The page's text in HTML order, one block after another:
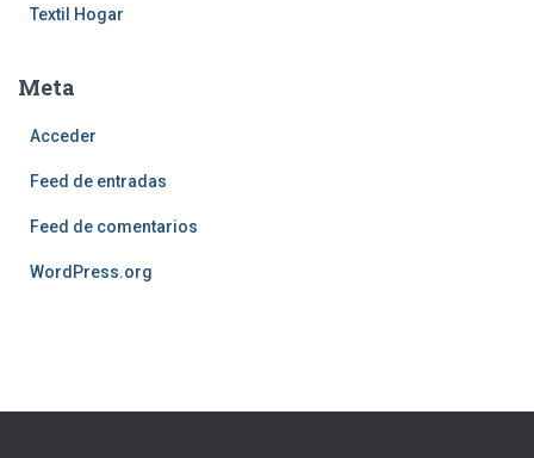
Textil Hogar
Meta
Acceder
Feed de entradas
Feed de comentarios
WordPress.org